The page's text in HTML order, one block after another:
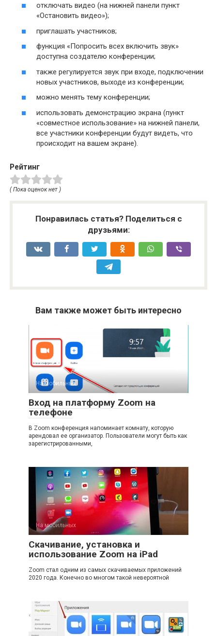
отключать видео (на нижней панели пункт
«Остановить видео»);
приглашать участников;
функция «Попросить всех включить звук»
доступна создателю конференции;
также регулируется звук при входе, подключении
новых участников, выходе из конференции;
можно менять тему конференции;
использовать демонстрацию экрана (пункт
«совместное использование» на нижней панели,
все участники конференции будут видеть, что
происходит на вашем экране).
Рейтинг
( Пока оценок нет )
Понравилась статья? Поделиться с
друзьями:
Вам также может быть интересно
На мобильных
Вход на платформу Zoom на
телефоне
В Zoom конференция напоминает комнату, которую
арендовал ее организатор. Пользователи могут быть как
зарегистрированными,
На мобильных
Скачивание, установка и
использование Zoom на iPad
Zoom стал одним из самых скачиваемых приложений
2020 года. Конечно во многом такой невероятной